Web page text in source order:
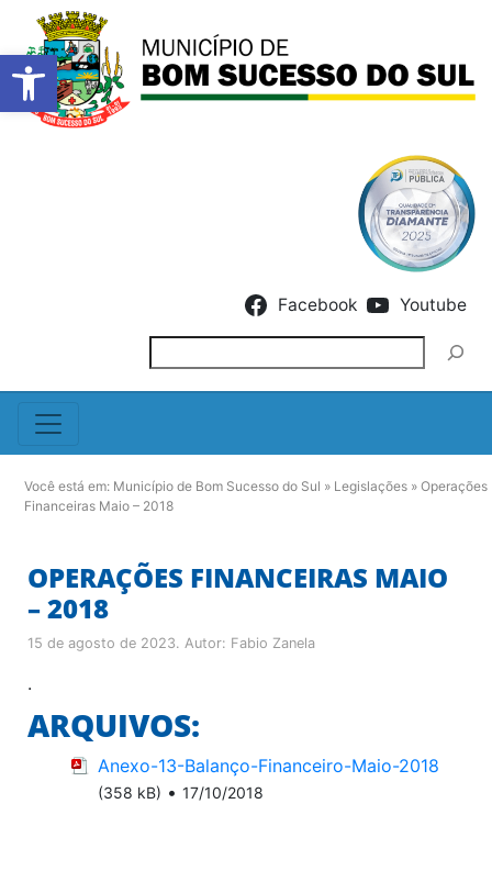
Barra de Ferramentas
Facebook Youtube
Você está em: Município de Bom Sucesso do Sul » Legislações » Operações
Financeiras Maio – 2018
OPERAÇÕES FINANCEIRAS MAIO
– 2018
15 de agosto de 2023. Autor: Fabio Zanela
.
ARQUIVOS:
Anexo-13-Balanço-Financeiro-Maio-2018
(358 kB) • 17/10/2018